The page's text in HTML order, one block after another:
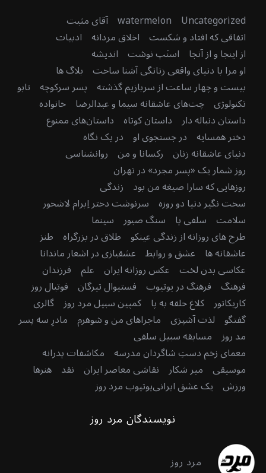
Uncategorized
watermelon آقای مثبت
اتفاقی که افتاد و شکست اخلاق مردانه ادبیات
از اینجا و از آنجا اسنَپ نوشت اندیشه
او مرا با دنیای واقعی زنانگی آشنا ساخت بلاگ ها
بیست و چهار ساعت از سربازیم گذشته پسر سرکوچه تابو
تکنولوژی چت‌های عاشقانه سیما و عبدالرضا خانواده
داستان دنباله دار داستان کوتاه داستان‌های ممنوع
دختر همسایه در جستجوی او در یک نگاه
دنیای عاشقانه زنان رکسانا و من روانشناسی
روز شمار یک «پسر مجرد» در تهران
روزهایی که سارا صیغه من بود زندگی
سخت نگیر دنیا دو روزه سرنوشت دختر اِبرام لاشخور
سلامت سلفی پا سنگ صبور سینما
طرح های روزانه از زندگی عینکو طلاق در بزرگراه طنز
عاشقانه ها عشق و روابط عشقبازی در اشعار ماندانا
عکاسی بدن لخت عکس روزانه ایران علم فرزندان
فرهنگ فرهنگ در یوتیوب فستیوال تیرگان فوتبال روز
کاریکاتور کلاغ حلقه به پا کمپین سبیل مرد روز گالری
گفتگو لذت آشپزی ماجراهای من و شوهرم مادرِ سه پسر
مد روز مسابقه سبیل سلفی
معمای زخم دستِ شاگردان مدرسه مکاشفات پدرانه
موسیقی میر شکار نقاشی معاصر ایران نقد هنرها
ورزش یک عشق ایرانییوتیوب مرد روز
نویسندگان مرد روز
مرد روز